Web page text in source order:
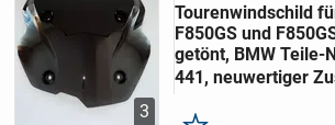
3
Tourenwindschild
F850GS und
getönt, BMW Teile-
441, neuwertiger